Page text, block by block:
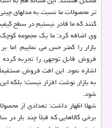
تر محصولات ما نسبت به مدلهای
کنند که ما قادر نیستیم در سطح
وی اضافه کرد: ما یک مجموعه
بازار را کمتر حس می نماییم.
اشاره نمود. این افت فروش
به بازار نوشت افزار نیست؛ بلکه
شود.
شهلا اظهار داشت: تعدادی از
برخی کالاهایی که قبلاً چند بار